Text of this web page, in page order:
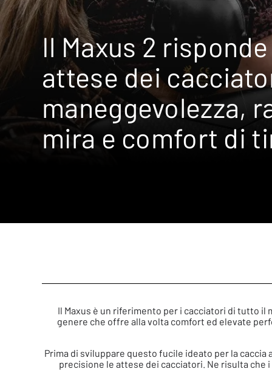
Il Maxus 2
attese dei
maneggevolezza,
mira e comfort di
Il Maxus è un riferimento per i cacciatori di tutto il
genere che offre alla volta comfort ed elevate
Prima di sviluppare questo fucile ideato per la
precisione le attese dei cacciatori. Ne risulta